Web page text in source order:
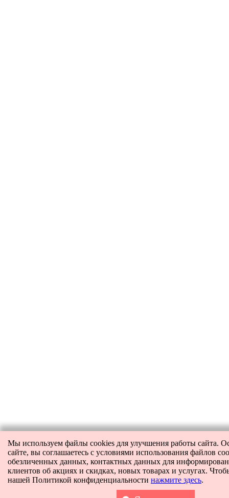
Мы используем файлы cookies для улучшения работы сайта.
сайте, вы соглашаетесь с условиями использования файлов
обезличенных данных, контактных данных для
клиентов об акциях и скидках, новых товарах и услугах.
нашей Политикой конфиденциальности нажмите здесь.